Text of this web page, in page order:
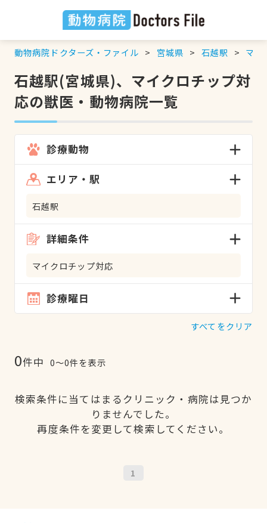
動物病院ドクターズ・ファイル 宮城県 石越駅 マイ
石越駅(宮城県)、マイクロチップ対
応の獣医・動物病院一覧
診療動物
エリア・駅
石越駅
詳細条件
マイクロチップ対応
診療曜日
すべてをクリア
0件中 0〜0件を表示
検索条件に当てはまるクリニック・病院は見つか
りませんでした。
再度条件を変更して検索してください。
1